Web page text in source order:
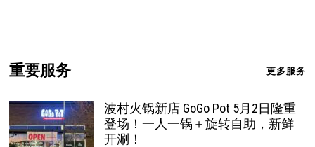
重要服务 更多服务
波村火锅新店 GoGo Pot 5月2日隆重
登场！一人一锅＋旋转自助，新鲜
开涮！